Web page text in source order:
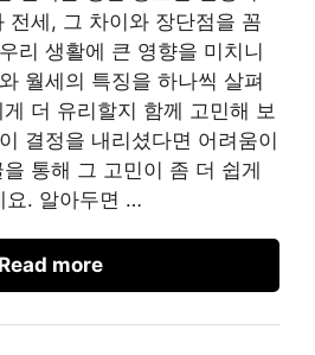
전세, 그 차이와 장단점을 꼼
리 생활에 큰 영향을 미치니
월세의 특징을 하나씩 살펴
더 유리할지 함께 고민해 보
결정을 내리셨다면 어려움이
통해 그 고민이 좀 더 쉽게
요. 알아두면 …
Read more